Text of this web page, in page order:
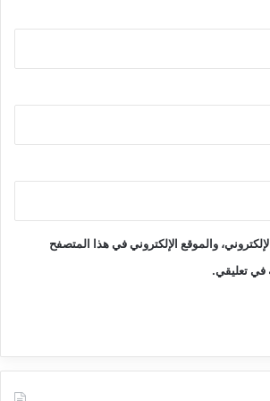
والموقع الإلكتروني في هذا المتصفح
في تعليقي.